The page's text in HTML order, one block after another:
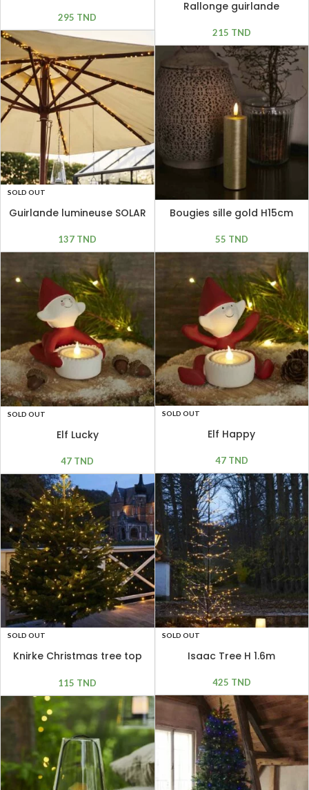
ampoules verres clairs
295 TND
Rallonge guirlande
ampoules verres clairs
215 TND
SOLD OUT
Guirlande lumineuse SOLAR
137 TND
Bougies sille gold H15cm
55 TND
SOLD OUT
Elf Happy
47 TND
SOLD OUT
Elf Lucky
47 TND
SOLD OUT
Isaac Tree H 1.6m
425 TND
SOLD OUT
Knirke Christmas tree top
115 TND